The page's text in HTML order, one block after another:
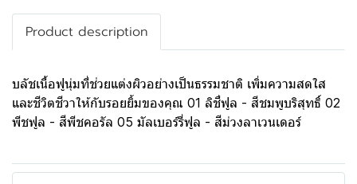
Product description
บลัชเนื้อฟูนุ่มที่ช่วยแต่งผิวอย่างเป็นธรรมชาติ เพิ่มความสดใส
และชีวิตชีวาให้กับรอยยิ้มของคุณ 01 ลิชี่ฟูล - สีชมพูบริสุทธิ์ 02
พีชฟูล - สีพีชคอรัล 05 มัลเบอร์รี่ฟูล - สีม่วงลาเวนเดอร์